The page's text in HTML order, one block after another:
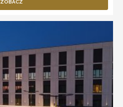
ZOBACZ